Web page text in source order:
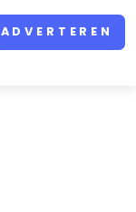
ADVERTEREN